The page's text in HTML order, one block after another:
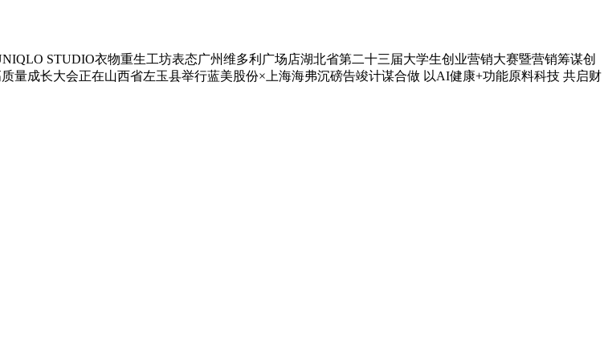
STUDIO衣物重生工坊表态广州维多利广场店湖北省第二十三届大学生创业营销大赛暨营销筹谋创
量成长大会正在山西省左玉县举行蓝美股份×上海海弗沉磅告竣计谋合做 以AI健康+功能原料科技 共启财